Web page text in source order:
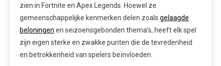
zien in Fortnite en Apex Legends. Hoewel ze
gemeenschappelijke kenmerken delen zoals gelaagde
beloningen en seizoensgebonden thema’s, heeft elk spel
zijn eigen sterke en zwakke punten die de tevredenheid
en betrokkenheid van spelers beïnvloeden.